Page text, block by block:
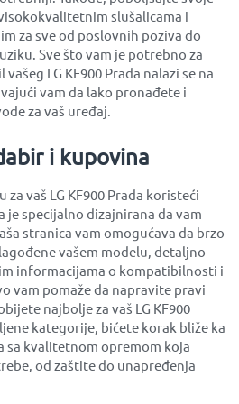
slušalicama i
za sve od poslovnih poziva do
Sve što vam je potrebno za
LG KF900 Prada nalazi se na
vam da lako pronađete i
za vaš uređaj.
i kupovina
vaš LG KF900 Prada koristeći
specijalno dizajnirana da vam
stranica vam omogućava da brzo
vašem modelu, detaljno
informacijama o kompatibilnosti i
vam pomaže da napravite pravi
najbolje za vaš LG KF900
kategorije, bićete korak bliže ka
sa kvalitetnom opremom koja
od zaštite do unapređenja